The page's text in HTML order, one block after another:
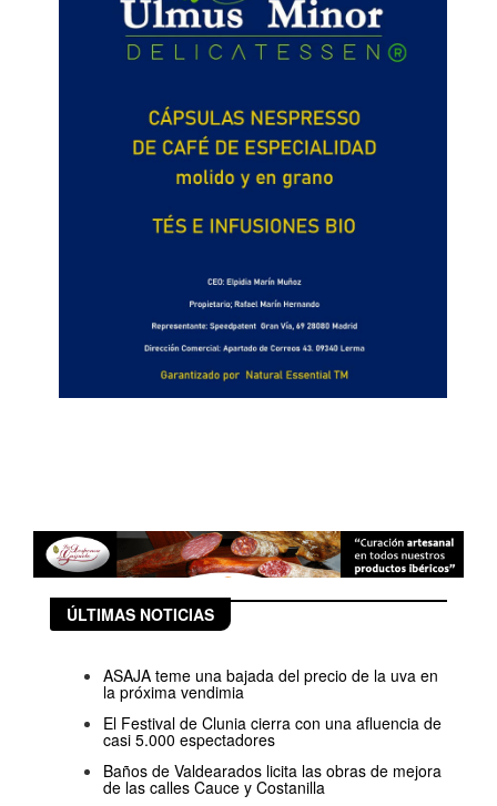
ÚLTIMAS NOTICIAS
ASAJA teme una bajada del precio de la uva en
la próxima vendimia
El Festival de Clunia cierra con una afluencia de
casi 5.000 espectadores
Baños de Valdearados licita las obras de mejora
de las calles Cauce y Costanilla